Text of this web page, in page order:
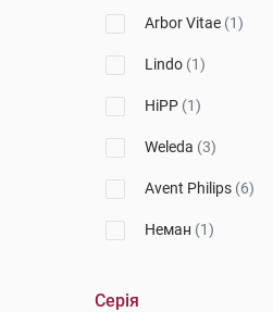
Arbor Vitae (1)
Lindo (1)
HiPP (1)
Weleda (3)
Avent Philips (6)
Неман (1)
Серія